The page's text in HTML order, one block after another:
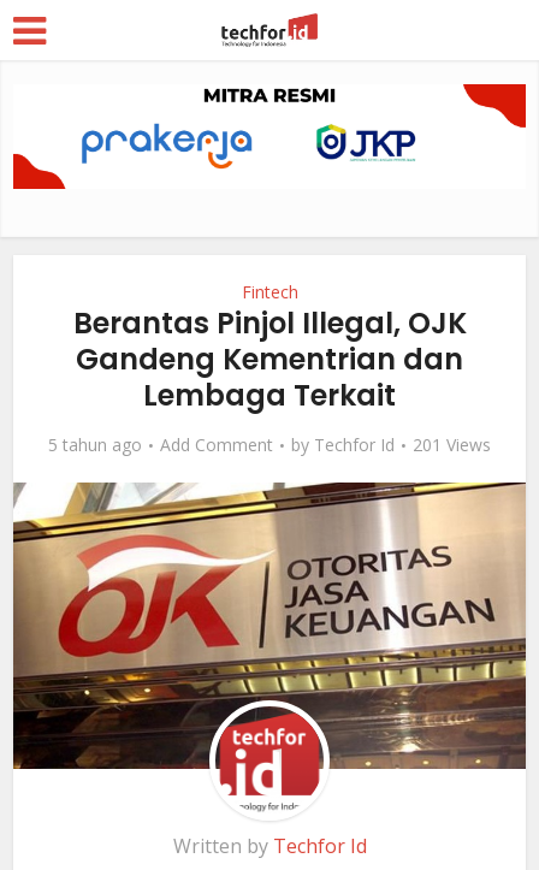
Fintech
Berantas Pinjol Illegal, OJK
Gandeng Kementrian dan
Lembaga Terkait
5 tahun ago Add Comment by Techfor Id 201 Views
Written by Techfor Id